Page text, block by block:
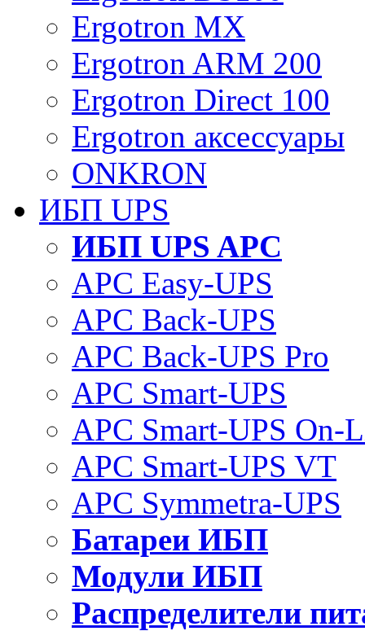
Ergotron MX
Ergotron ARM 200
Ergotron Direct 100
Ergotron аксессуары
ONKRON
ИБП UPS
ИБП UPS APC
APC Easy-UPS
APC Back-UPS
APC Back-UPS Pro
APC Smart-UPS
APC Smart-UPS On-
APC Smart-UPS VT
APC Symmetra-UPS
Батареи ИБП
Модули ИБП
Распределители